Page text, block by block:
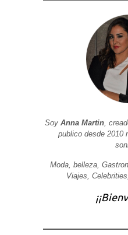
Soy Anna Martin,
publico desde 2010
Moda, belleza,
Viajes,
se usa la
Experiencia